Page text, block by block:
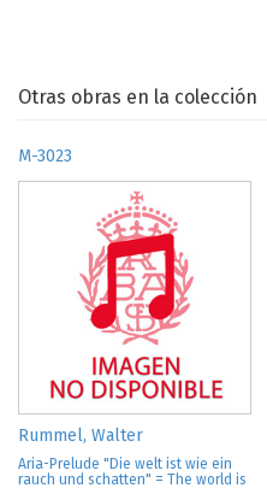
Otras obras en la colección
M-3023
Rummel, Walter
Aria-Prelude "Die welt ist wie ein
rauch und schatten" = The world is